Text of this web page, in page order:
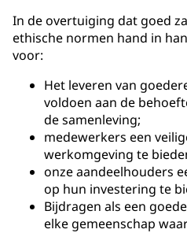
In de overtuiging dat goed
ethische normen hand in
voor:
Het leveren van
voldoen aan de
de samenleving;
medewerkers een
werkomgeving te
onze aandeelhouders
op hun investering te
Bijdragen als een
elke gemeenschap